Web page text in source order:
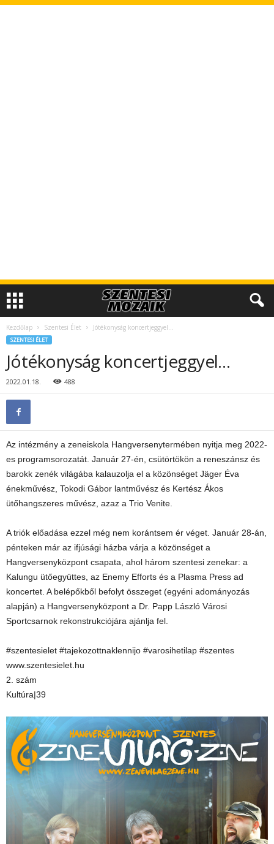
Kezdőlap Szentesi Élet Jótékonyság koncertjeggyel…
SZENTESI ÉLET
Jótékonyság koncertjeggyel…
2022.01.18. 488
Az intézmény a zeneiskola Hangversenytermében nyitja meg 2022-
es programsorozatát. Január 27-én, csütörtökön a reneszánsz és
barokk zenék világába kalauzolja el a közönséget Jäger Éva
énekművész, Tokodi Gábor lantművész és Kertész Ákos
ütőhangszeres művész, azaz a Trio Venite.
A triók előadása ezzel még nem korántsem ér véget. Január 28-án,
pénteken már az ifjúsági házba várja a közönséget a
Hangversenyközpont csapata, ahol három szentesi zenekar: a
Kalungu ütőegyüttes, az Enemy Efforts és a Plasma Press ad
koncertet. A belépőkből befolyt összeget (egyéni adományozás
alapján) a Hangversenyközpont a Dr. Papp László Városi
Sportcsarnok rekonstrukciójára ajánlja fel.
#szentesielet #tajekozottnaklennijo #varosihetilap #szentes
www.szentesielet.hu
2. szám
Kultúra|39